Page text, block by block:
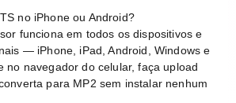
no iPhone ou Android?
funciona em todos os dispositivos e
— iPhone, iPad, Android, Windows e
no navegador do celular, faça upload
para MP2 sem instalar nenhum